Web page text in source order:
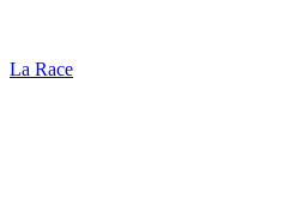
La Race